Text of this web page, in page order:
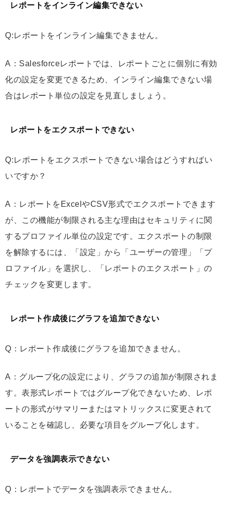
レポートをインライン編集できない
Q:レポートをインライン編集できません。
A：Salesforceレポートでは、レポートごとに個別に有効
化の設定を変更できるため、インライン編集できない場
合はレポート単位の設定を見直しましょう。
レポートをエクスポートできない
Q:レポートをエクスポートできない場合はどうすればい
いですか？
A：レポートをExcelやCSV形式でエクスポートできます
が、この機能が制限される主な理由はセキュリティに関
するプロファイル単位の設定です。エクスポートの制限
を解除するには、「設定」から「ユーザーの管理」「プ
ロファイル」を選択し、「レポートのエクスポート」の
チェックを変更します。
レポート作成後にグラフを追加できない
Q：レポート作成後にグラフを追加できません。
A：グループ化の設定により、グラフの追加が制限されま
す。表形式レポートではグループ化できないため、レポ
ートの形式がサマリーまたはマトリックスに変更されて
いることを確認し、必要な項目をグループ化します。
データを強調表示できない
Q：レポートでデータを強調表示できません。